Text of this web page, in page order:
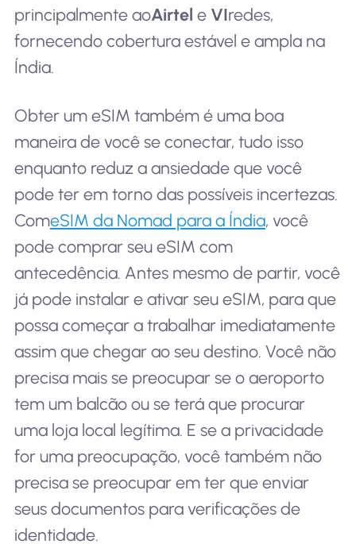
principalmente aoAirtel e VIredes,
fornecendo cobertura estável e ampla na
Índia.
Obter um eSIM também é uma boa
maneira de você se conectar, tudo isso
enquanto reduz a ansiedade que você
pode ter em torno das possíveis incertezas.
ComeSIM da Nomad para a Índia, você
pode comprar seu eSIM com
antecedência. Antes mesmo de partir, você
já pode instalar e ativar seu eSIM, para que
possa começar a trabalhar imediatamente
assim que chegar ao seu destino. Você não
precisa mais se preocupar se o aeroporto
tem um balcão ou se terá que procurar
uma loja local legítima. E se a privacidade
for uma preocupação, você também não
precisa se preocupar em ter que enviar
seus documentos para verificações de
identidade.